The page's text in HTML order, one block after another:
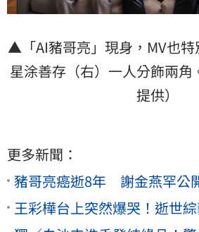
▲「AI豬哥亮」現身，MV也特
星涂善存（右）一人分飾兩角
提供）
更多新聞：
豬哥亮癌逝8年 謝金燕罕公
王彩樺台上突然爆哭！逝世